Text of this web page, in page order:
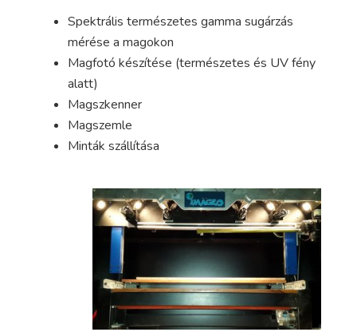
Spektrális természetes gamma sugárzás
mérése a magokon
Magfotó készítése (természetes és UV fény
alatt)
Magszkenner
Magszemle
Minták szállítása